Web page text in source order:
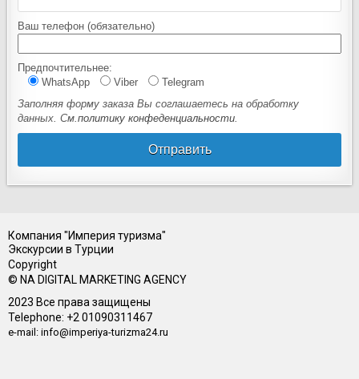
Ваш телефон (обязательно)
Предпочтительнее:
WhatsApp
Viber
Telegram
Заполняя форму заказа Вы соглашаетесь на обработку
данных. См.политику конфеденциальности.
Компания "Империя туризма"
Экскурсии в Турции
Copyright
© NA DIGITAL MARKETING AGENCY
2023 Все права защищены
Telephone: +2 01090311467
e-mail: info@imperiya-turizma24.ru